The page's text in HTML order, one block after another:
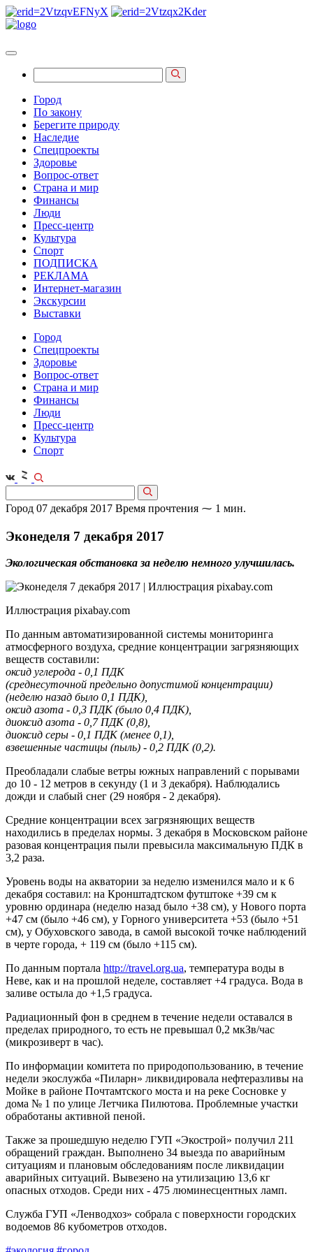
Город
По закону
Берегите природу
Наследие
Спецпроекты
Здоровье
Вопрос-ответ
Страна и мир
Финансы
Люди
Пресс-центр
Культура
Спорт
ПОДПИСКА
РЕКЛАМА
Интернет-магазин
Экскурсии
Выставки
Город
Спецпроекты
Здоровье
Вопрос-ответ
Страна и мир
Финансы
Люди
Пресс-центр
Культура
Спорт
Город 07 декабря 2017 Время прочтения ⁓ 1 мин.
Эконеделя 7 декабря 2017
Экологическая обстановка за неделю немного улучшилась.
Иллюстрация pixabay.com
По данным автоматизированной системы мониторинга
атмосферного воздуха, средние концентрации загрязняющих
веществ составили:
оксид углерода - 0,1 ПДК
(среднесуточной предельно допустимой концентрации)
(неделю назад было 0,1 ПДК),
оксид азота - 0,3 ПДК (было 0,4 ПДК),
диоксид азота - 0,7 ПДК (0,8),
диоксид серы - 0,1 ПДК (менее 0,1),
взвешенные частицы (пыль) - 0,2 ПДК (0,2).
Преобладали слабые ветры южных направлений с порывами
до 10 - 12 метров в секунду (1 и 3 декабря). Наблюдались
дожди и слабый снег (29 ноября - 2 декабря).
Средние концентрации всех загрязняющих веществ
находились в пределах нормы. 3 декабря в Московском районе
разовая концентрация пыли превысила максимальную ПДК в
3,2 раза.
Уровень воды на акватории за неделю изменился мало и к 6
декабря составил: на Кронштадтском футштоке +39 см к
уровню ординара (неделю назад было +38 см), у Нового порта
+47 см (было +46 см), у Горного университета +53 (было +51
см), у Обуховского завода, в самой высокой точке наблюдений
в черте города, + 119 см (было +115 см).
По данным портала http://travel.org.ua, температура воды в
Неве, как и на прошлой неделе, составляет +4 градуса. Вода в
заливе остыла до +1,5 градуса.
Радиационный фон в среднем в течение недели оставался в
пределах природного, то есть не превышал 0,2 мкЗв/чаc
(микрозиверт в час).
По информации комитета по природопользованию, в течение
недели экослужба «Пиларн» ликвидировала нефтеразливы на
Мойке в районе Почтамтского моста и на реке Сосновке у
дома № 1 по улице Летчика Пилютова. Проблемные участки
обработаны активной пеной.
Также за прошедшую неделю ГУП «Экострой» получил 211
обращений граждан. Выполнено 34 выезда по аварийным
ситуациям и плановым обследованиям после ликвидации
аварийных ситуаций. Вывезено на утилизацию 13,6 кг
опасных отходов. Среди них - 475 люминесцентных ламп.
Служба ГУП «Ленводхоз» собрала с поверхности городских
водоемов 86 кубометров отходов.